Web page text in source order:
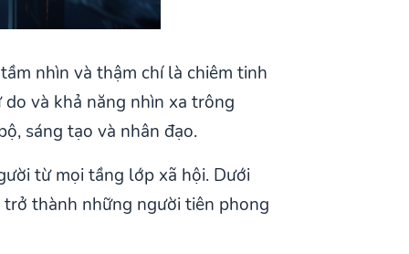
nhìn và thậm chí là chiêm tinh
và khả năng nhìn xa trông
sáng tạo và nhân đạo.
từ mọi tầng lớp xã hội. Dưới
thành những người tiên phong